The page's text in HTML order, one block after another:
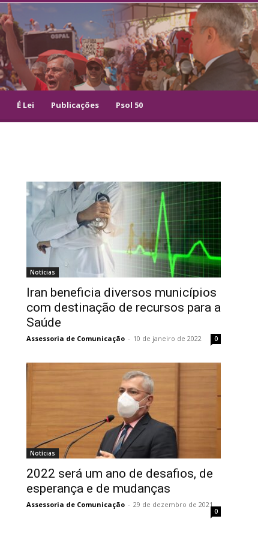
É Lei Publicações Psol 50
Notícias
Iran beneficia diversos municípios
com destinação de recursos para a
Saúde
Assessoria de Comunicação - 10 de janeiro de 2022 0
Notícias
2022 será um ano de desafios, de
esperança e de mudanças
Assessoria de Comunicação - 29 de dezembro de 2021
0